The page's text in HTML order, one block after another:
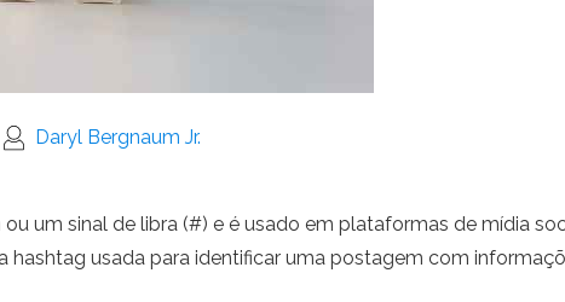
Daryl Bergnaum Jr.
um sinal de libra (#) e é usado em plataformas de mídia
hashtag usada para identificar uma postagem com